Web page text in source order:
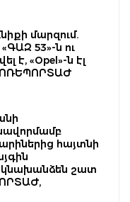
մարզում.
53»-ն ու
է, «Opel»-ն էլ
հայտնի
կնախանձեն շատ